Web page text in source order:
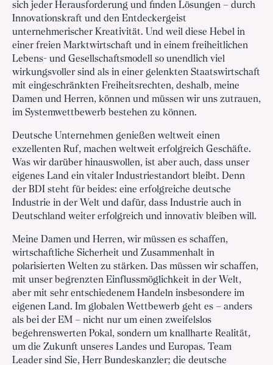
sich jeder Herausforderung und finden Lösungen – durch
Innovationskraft und den Entdeckergeist
unternehmerischer Kreativität. Und weil diese Hebel in
einer freien Marktwirtschaft und in einem freiheitlichen
Lebens- und Gesellschaftsmodell so unendlich viel
wirkungsvoller sind als in einer gelenkten Staatswirtschaft
mit eingeschränkten Freiheitsrechten, deshalb, meine
Damen und Herren, können und müssen wir uns zutrauen,
im Systemwettbewerb bestehen zu können.
Deutsche Unternehmen genießen weltweit einen
exzellenten Ruf, machen weltweit erfolgreich Geschäfte.
Was wir darüber hinauswollen, ist aber auch, dass unser
eigenes Land ein vitaler Industriestandort bleibt. Denn
der BDI steht für beides: eine erfolgreiche deutsche
Industrie in der Welt und dafür, dass Industrie auch in
Deutschland weiter erfolgreich und innovativ bleiben will.
Meine Damen und Herren, wir müssen es schaffen,
wirtschaftliche Sicherheit und Zusammenhalt in
polarisierten Welten zu stärken. Das müssen wir schaffen,
mit unser begrenzten Einflussmöglichkeit in der Welt,
aber mit sehr entschiedenem Handeln insbesondere im
eigenen Land. Im globalen Wettbewerb geht es – anders
als bei der EM – nicht nur um einen zweifelslos
begehrenswerten Pokal, sondern um knallharte Realität,
um die Zukunft unseres Landes und Europas. Team
Leader sind Sie, Herr Bundeskanzler; die deutsche